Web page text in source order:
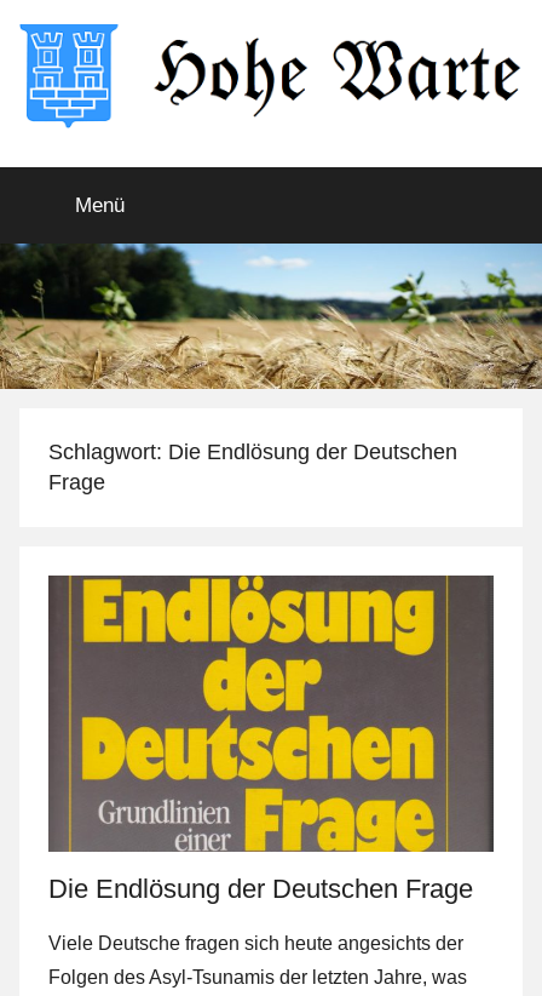
Inhalt
springen
Hohe
Warte
Startseite
Menü
Schlagwort: Die Endlösung der Deutschen
Frage
Die Endlösung der Deutschen Frage
Viele Deutsche fragen sich heute angesichts der
Folgen des Asyl-Tsunamis der letzten Jahre, was